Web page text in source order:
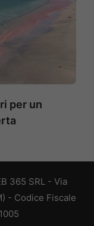
per un
365 SRL - Via
- Codice Fiscale